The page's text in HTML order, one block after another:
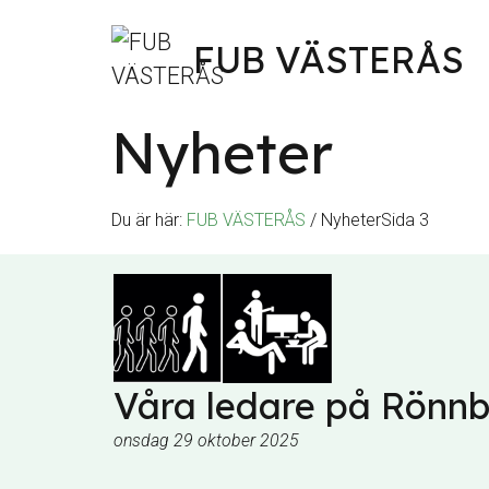
FUB VÄSTERÅS
Sök
Nyheter
Du är här: FUB VÄSTERÅS / NyheterSida 3
Våra ledare på
onsdag 29 oktober 2025